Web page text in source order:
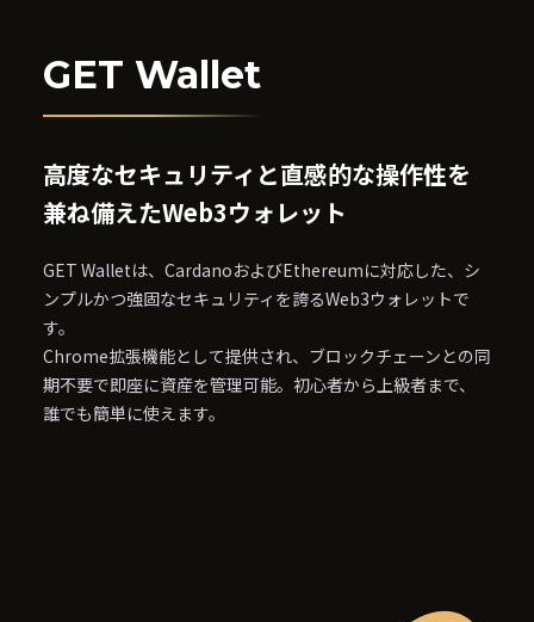
GET Wallet
高度なセキュリティと直感的な操作性を
兼ね備えたWeb3ウォレット
GET Walletは、CardanoおよびEthereumに対応した、 シ
ンプルかつ強固なセキュリティを誇るWeb3ウォレットで
す。
Chrome拡張機能として提供され、ブロックチェーンとの同
期不要で即座に資産を管理可能。初心者から上級者まで、
誰でも簡単に使えます。